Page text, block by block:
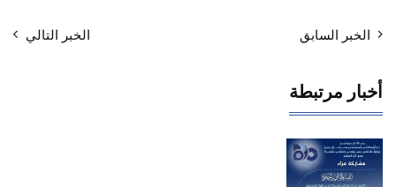
الخبر السابق الخبر التالي
أخبار مرتبطة